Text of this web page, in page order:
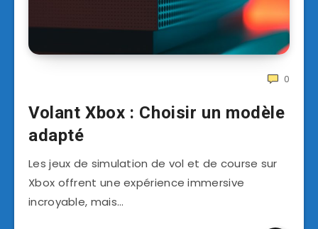
0
Volant Xbox : Choisir un modèle
adapté
Les jeux de simulation de vol et de course sur
Xbox offrent une expérience immersive
incroyable, mais…